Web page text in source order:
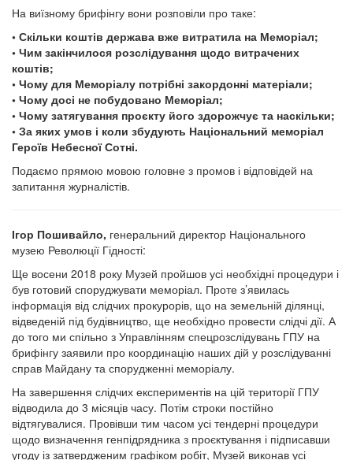
На виїзному брифінгу вони розповіли про таке:
• Скільки коштів держава вже витратила на Меморіал;
• Чим закінчилося розслідування щодо витрачених
коштів;
• Чому для Меморіалу потрібні закордонні матеріали;
• Чому досі не побудовано Меморіал;
• Чому затягування проєкту його здорожчує та наскільки;
• За яких умов і коли збудують Національний меморіал
Героїв Небесної Сотні.
Подаємо прямою мовою головне з промов і відповідей на
запитання журналістів.
Ігор Пошивайло, генеральний директор Національного
музею Революції Гідності:
Ще восени 2018 року Музей пройшов усі необхідні процедури і
був готовий споруджувати меморіал. Проте з’явилась
інформація від слідчих прокурорів, що на земельній ділянці,
відведеній під будівництво, ще необхідно провести слідчі дії. А
до того ми спільно з Управлінням спецрозслідувань ГПУ на
брифінгу заявили про координацію наших дій у розслідуванні
справ Майдану та спорудженні меморіалу.
На завершення слідчих експериментів на цій території ГПУ
відводила до 3 місяців часу. Потім строки постійно
відтягувалися. Провівши тим часом усі тендерні процедури
щодо визначення генпідрядника з проєктування і підписавши
угоду із затвердженим графіком робіт, Музей виконав усі